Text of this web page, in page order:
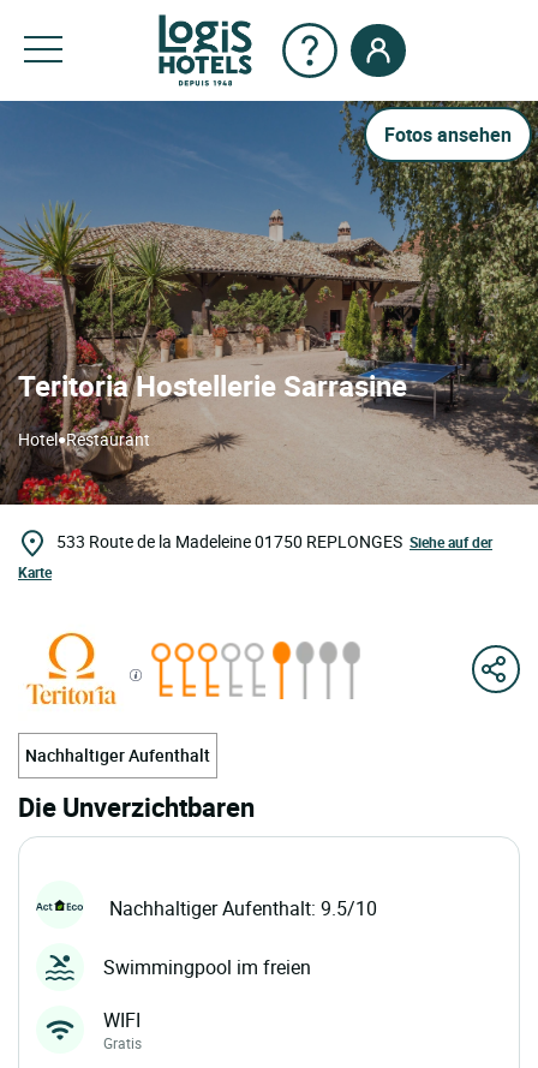
Fotos ansehen
Teritoria Hostellerie Sarrasine
Hotel•Restaurant
533 Route de la Madeleine01750 REPLONGES Siehe auf der
Karte
Nachhaltiger Aufenthalt
Die Unverzichtbaren
Nachhaltiger Aufenthalt: 9.5/10
Swimmingpool im freien
WIFI
Gratis